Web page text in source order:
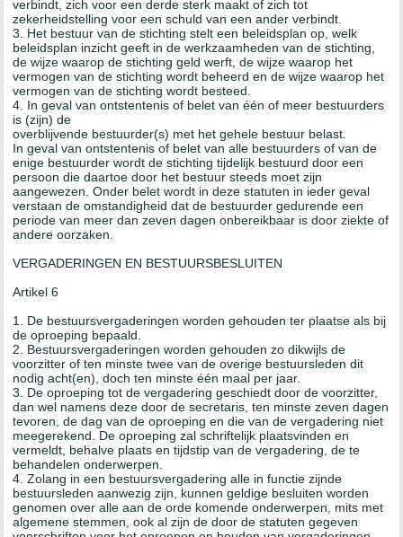
verbindt, zich voor een derde sterk maakt of zich tot
zekerheidstelling voor een schuld van een ander verbindt.
3. Het bestuur van de stichting stelt een beleidsplan op, welk
beleidsplan inzicht geeft in de werkzaamheden van de stichting,
de wijze waarop de stichting geld werft, de wijze waarop het
vermogen van de stichting wordt beheerd en de wijze waarop het
vermogen van de stichting wordt besteed.
4. In geval van ontstentenis of belet van één of meer bestuurders
is (zijn) de
overblijvende bestuurder(s) met het gehele bestuur belast.
In geval van ontstentenis of belet van alle bestuurders of van de
enige bestuurder wordt de stichting tijdelijk bestuurd door een
persoon die daartoe door het bestuur steeds moet zijn
aangewezen. Onder belet wordt in deze statuten in ieder geval
verstaan de omstandigheid dat de bestuurder gedurende een
periode van meer dan zeven dagen onbereikbaar is door ziekte of
andere oorzaken.
VERGADERINGEN EN BESTUURSBESLUITEN
Artikel 6
1. De bestuursvergaderingen worden gehouden ter plaatse als bij
de oproeping bepaald.
2. Bestuursvergaderingen worden gehouden zo dikwijls de
voorzitter of ten minste twee van de overige bestuursleden dit
nodig acht(en), doch ten minste één maal per jaar.
3. De oproeping tot de vergadering geschiedt door de voorzitter,
dan wel namens deze door de secretaris, ten minste zeven dagen
tevoren, de dag van de oproeping en die van de vergadering niet
meegerekend. De oproeping zal schriftelijk plaatsvinden en
vermeldt, behalve plaats en tijdstip van de vergadering, de te
behandelen onderwerpen.
4. Zolang in een bestuursvergadering alle in functie zijnde
bestuursleden aanwezig zijn, kunnen geldige besluiten worden
genomen over alle aan de orde komende onderwerpen, mits met
algemene stemmen, ook al zijn de door de statuten gegeven